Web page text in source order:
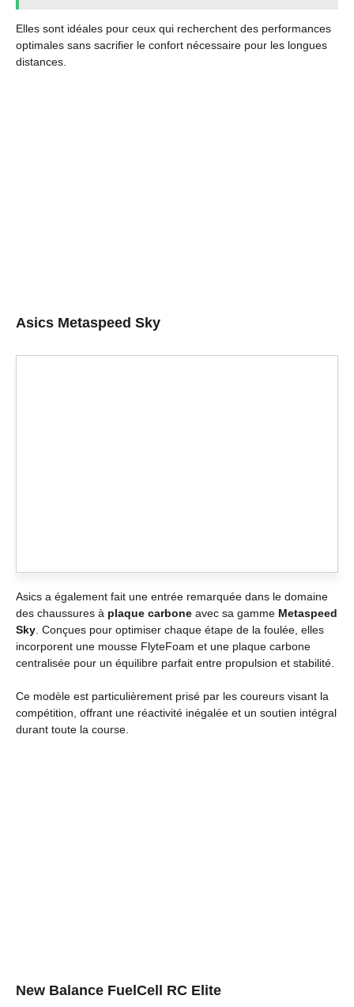
Elles sont idéales pour ceux qui recherchent des performances
optimales sans sacrifier le confort nécessaire pour les longues
distances.
Asics Metaspeed Sky
Asics a également fait une entrée remarquée dans le domaine
des chaussures à plaque carbone avec sa gamme Metaspeed
Sky . Conçues pour optimiser chaque étape de la foulée, elles
incorporent une mousse FlyteFoam et une plaque carbone
centralisée pour un équilibre parfait entre propulsion et stabilité.
Ce modèle est particulièrement prisé par les coureurs visant la
compétition, offrant une réactivité inégalée et un soutien intégral
durant toute la course.
New Balance FuelCell RC Elite